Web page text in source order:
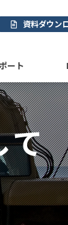
資料ダウン
ート
て